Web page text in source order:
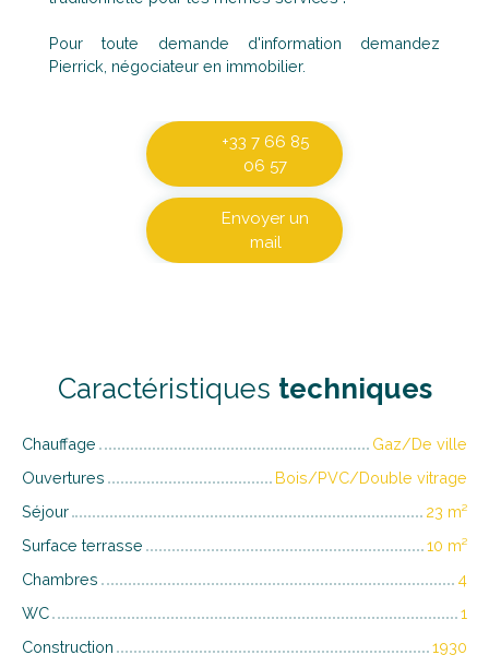
Pour toute demande d'information demandez
Pierrick, négociateur en immobilier.
+33 7 66 85
06 57
Envoyer un
mail
Caractéristiques techniques
Chauffage
Gaz/De ville
Ouvertures
Bois/PVC/Double vitrage
Séjour
23 m²
Surface terrasse
10 m²
Chambres
4
WC
1
Construction
1930